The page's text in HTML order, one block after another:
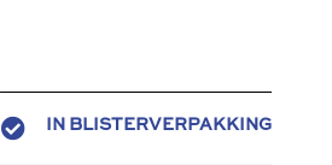
 IN BLISTERVERPAKKING